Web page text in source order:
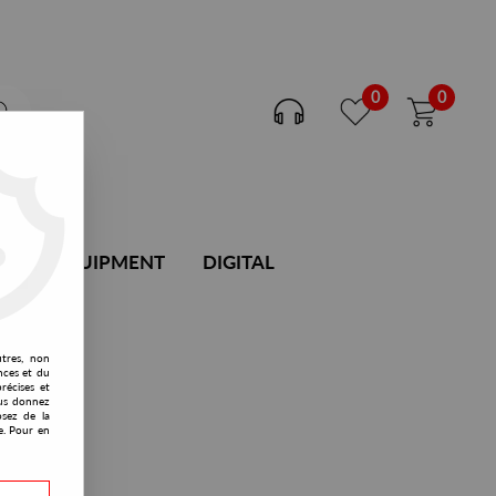
0 0
DJ EQUIPMENT DIGITAL
non
et du
et
donnez
de la
Pour en